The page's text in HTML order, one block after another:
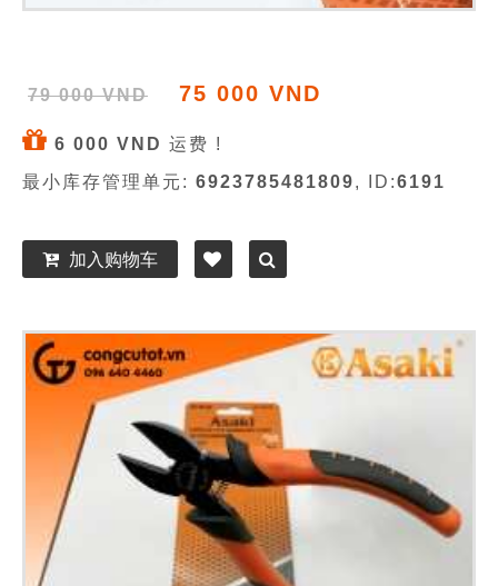
79 000 VND 75 000 VND
6 000 VND 运费 !
最小库存管理单元: 6923785481809, ID:6191
加入购物车